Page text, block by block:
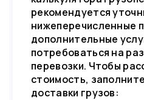
рекомендуется
нижеперечисленные
дополнительные
потребоваться на
перевозки. Чтобы
стоимость,
доставки грузов: